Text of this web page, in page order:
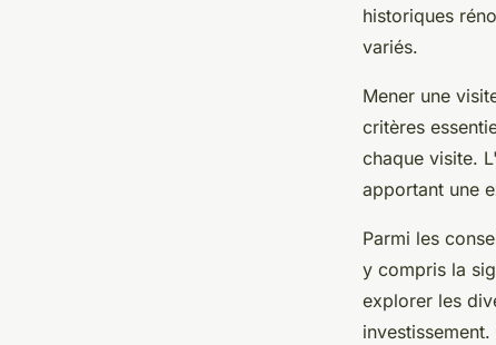
historiques
variés.
Mener une
critères
chaque visite.
apportant une
Parmi les
y compris la
explorer les